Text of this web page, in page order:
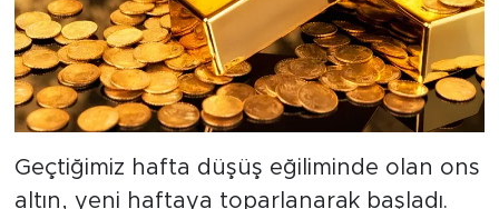
Geçtiğimiz hafta düşüş eğiliminde olan ons
altın, yeni haftaya toparlanarak başladı.